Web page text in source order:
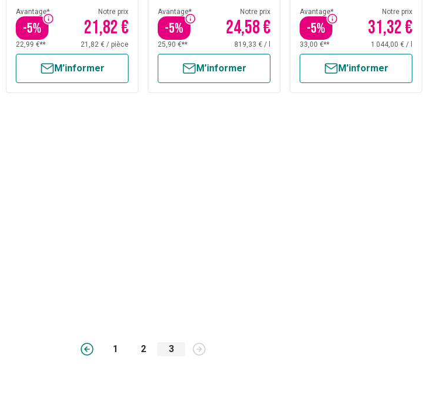
Avantage*
-5%
Notre prix
21,82 €
22,99 €** 21,82 € / pièce
M’informer
Avantage*
-5%
Notre prix
24,58 €
25,90 €** 819,33 € /
M’informer
Avantage*
-5%
Notre prix
31,32 €
33,00 €** 1 044,00 € /
M’informer
1 2 3